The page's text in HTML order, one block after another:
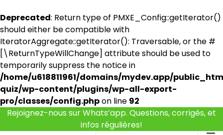
Deprecated: Return type of PMXE_Config::getIterator()
should either be compatible with
IteratorAggregate::getIterator(): Traversable, or the #
[\ReturnTypeWillChange] attribute should be used to
temporarily suppress the notice in
/home/u618811961/domains/mydev.app/
quiz/wp-content/plugins/wp-all-export-
pro/classes/config.phpon line 92
Rejoignez-nous sur Whats’app. Questions, corrigés, et
infos régulières!